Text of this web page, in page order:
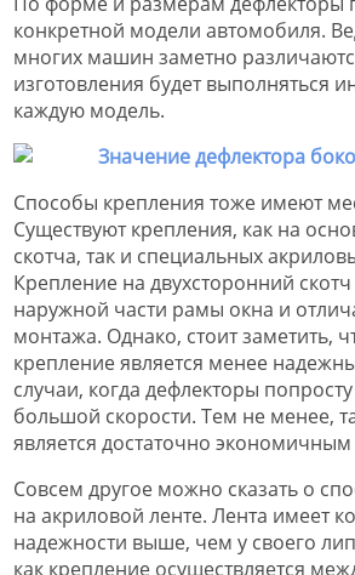
конкретной модели автомобиля.
многих машин заметно
изготовления будет выполняться
каждую модель.
Способы крепления тоже имеют
Существуют крепления, как на
скотча, так и специальных
Крепление на двухсторонний
наружной части рамы окна и
монтажа. Однако, стоит заметить,
крепление является менее
случаи, когда дефлекторы
большой скорости. Тем не менее,
является достаточно
Совсем другое можно сказать о
на акриловой ленте. Лента имеет
надежности выше, чем у своего
как крепление осуществляется